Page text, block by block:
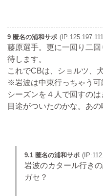
9 匿名の浦和サポ
藤原選手。更に一回り二
待します。
これでCBは、ショルツ、
※岩波は中東行っちゃう可
シーズンを４人で回すの
目途がついたのかな。あ
9.1 匿名の浦和サポ
岩波のカタール行き
ガセ？